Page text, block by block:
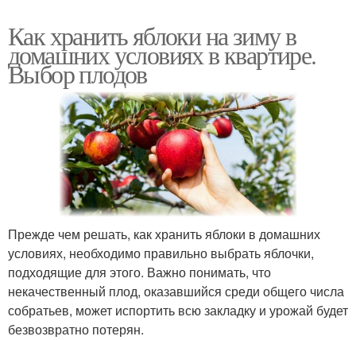
Как хранить яблоки на зиму в
домашних условиях в квартире.
Выбор плодов
Прежде чем решать, как хранить яблоки в домашних
условиях, необходимо правильно выбрать яблочки,
подходящие для этого. Важно понимать, что
некачественный плод, оказавшийся среди общего числа
собратьев, может испортить всю закладку и урожай будет
безвозвратно потерян.